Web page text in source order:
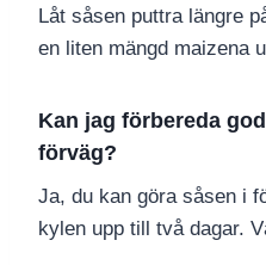
Låt såsen puttra längre
en liten mängd maizena
Kan jag förbereda
förväg?
Ja, du kan göra såsen i
kylen upp till två dagar.